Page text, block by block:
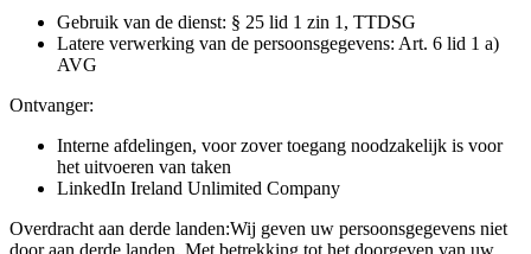
Gebruik van de dienst: § 25 lid 1 zin 1, TTDSG
Latere verwerking van de persoonsgegevens: Art. 6 lid 1 a)
AVG
Ontvanger:
Interne afdelingen, voor zover toegang noodzakelijk is voor
het uitvoeren van taken
LinkedIn Ireland Unlimited Company
Overdracht aan derde landen:Wij geven uw persoonsgegevens niet
door aan derde landen. Met betrekking tot het doorgeven van uw